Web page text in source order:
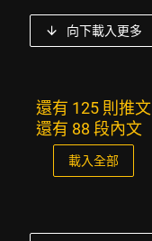
向下載入更多
還有 125 則推文
還有 88 段內文
載入全部